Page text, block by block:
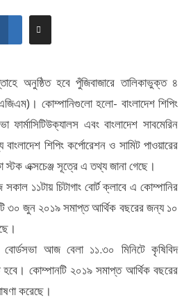
অনুষ্ঠিত হবে পুঁজিবাজারে তালিকাভুক্ত ৪
কোম্পানিগুলো হলো- বাংলাদেশ শিপিং
ফার্মাসিটিউক্যালস এবং বাংলাদেশ সাবমেরিন
শিপিং কর্পোরেশন ও সামিট পাওয়ারের
এক্সচেঞ্জ সূত্রে এ তথ্য জানা গেছে।
১১টায় চিটাগাং বোর্ট ক্লাবে এ কোম্পানির
৩০ জুন ২০১৯ সমাপ্ত আর্থিক বছরের জন্য ১০
আজ বেলা ১১.৩০ মিনিটে কৃষিবিদ
হবে। কোম্পানটি ২০১৯ সমাপ্ত আর্থিক বছরের
করেছে।